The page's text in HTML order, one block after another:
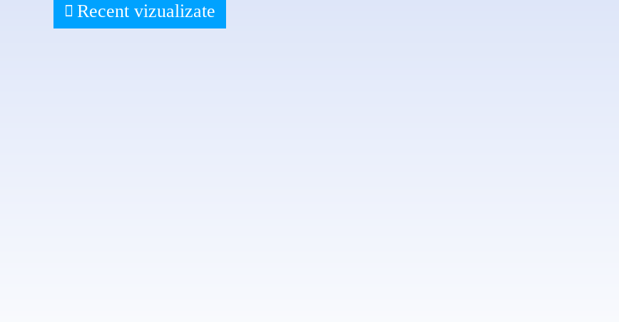
este cea mai renumita pentru invatarea disciplinei in Franta. Licentiata in
Recent vizualizate